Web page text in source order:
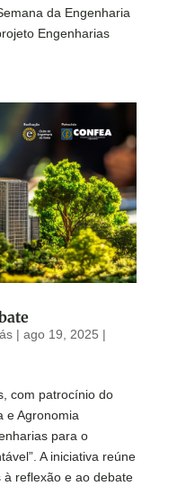
da Engenharia
Engenharias
| ago 19, 2025 |
com patrocínio do
e Agronomia
para o
A iniciativa reúne
reflexão e ao debate